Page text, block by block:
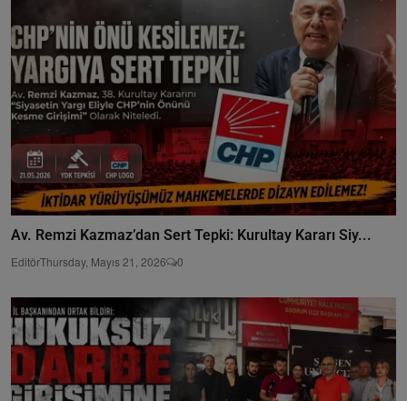
Av. Remzi Kazmaz’dan Sert Tepki: Kurultay Kararı Siy...
EditörThursday, Mayıs 21, 2026 0